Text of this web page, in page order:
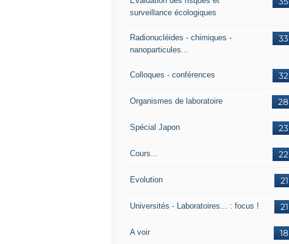
surveillance écologiques
33
Radionucléides - chimiques -
nanoparticules...
32
Colloques - conférences
28
Organismes de laboratoire
23
Spécial Japon
22
Cours...
21
Evolution
21
Universités - Laboratoires... : focus !
18
A voir